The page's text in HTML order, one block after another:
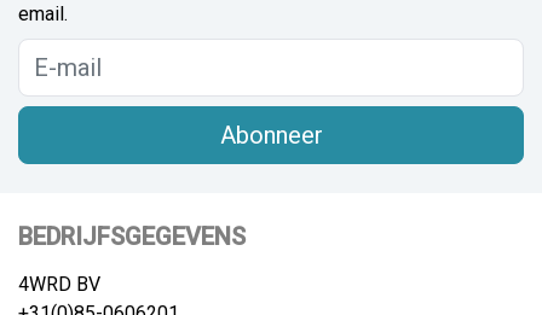
email.
Abonneer
BEDRIJFSGEGEVENS
4WRD BV